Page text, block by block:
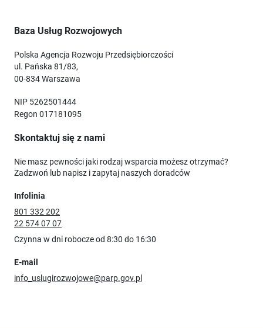
Baza Usług Rozwojowych
Polska Agencja Rozwoju Przedsiębiorczości
ul. Pańska 81/83,
00-834 Warszawa
NIP 5262501444
Regon 017181095
Skontaktuj się z nami
Nie masz pewności jaki rodzaj wsparcia możesz otrzymać?
Zadzwoń lub napisz i zapytaj naszych doradców
Infolinia
801 332 202
22 574 07 07
Czynna w dni robocze od 8:30 do 16:30
E-mail
info_uslugirozwojowe@parp.gov.pl